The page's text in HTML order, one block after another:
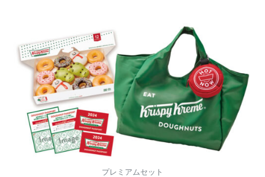
プレミアムセット